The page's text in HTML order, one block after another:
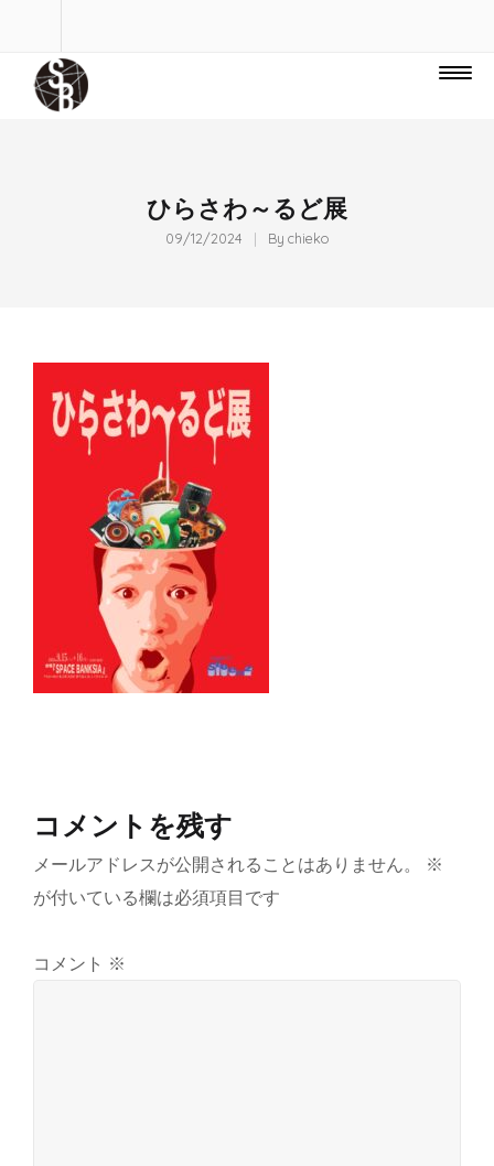
ひらさわ～るど展
09/12/2024 By chieko
コメントを残す
メールアドレスが公開されることはありません。
※
が付いている欄は必須項目です
コメント ※